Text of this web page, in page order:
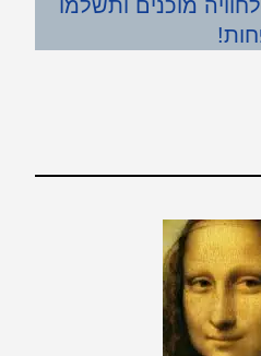
מוכנים ותשלמו